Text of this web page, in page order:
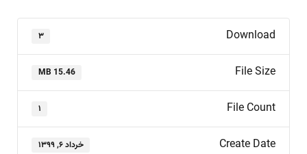
Download ۳
File Size
15.46 MB
File Count ۱
Create Date خرداد ۶, ۱۳۹۹